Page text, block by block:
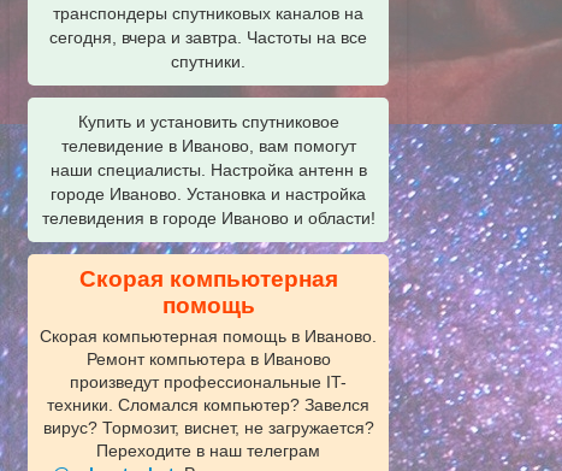
транспондеры спутниковых каналов на
сегодня, вчера и завтра. Частоты на все
спутники.
Купить и установить спутниковое
телевидение в Иваново, вам помогут
наши специалисты. Настройка антенн в
городе Иваново. Установка и настройка
телевидения в городе Иваново и области!
Скорая компьютерная
помощь
Скорая компьютерная помощь в Иваново.
Ремонт компьютера в Иваново
произведут профессиональные IT-
техники. Сломался компьютер? Завелся
вирус? Тормозит, виснет, не загружается?
Переходите в наш телеграм